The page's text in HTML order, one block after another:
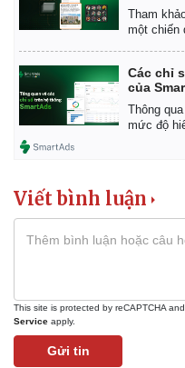
Tham
một chiến
Các chỉ
của
Thông
mức độ
Viết bình luận
This site is protected by reCAPTCHA
Service apply.
Gửi tin